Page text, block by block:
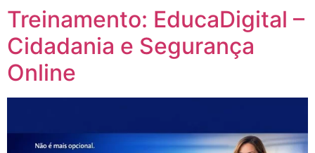
Treinamento: EducaDigital –
Cidadania e Segurança
Online